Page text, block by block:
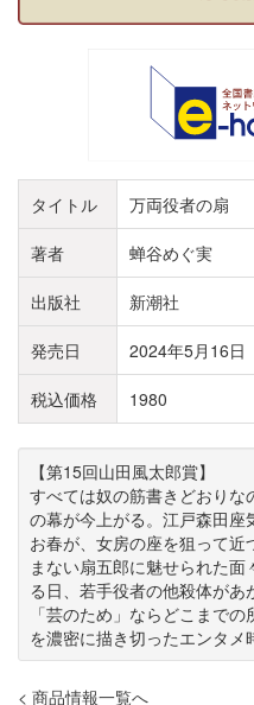
タイトル 万両役者の扇
著者 蝉谷めぐ実
出版社 新潮社
発売日 2024年5月16日
税込価格 1980
【第15回山田風太郎賞】
すべては奴の筋書きどおり
の幕が今上がる。江戸森田
お春が、女房の座を狙って
まない扇五郎に魅せられた
る日、若手役者の他殺体があ
「芸のため」ならどこまで
を濃密に描き切ったエンタメ
< 商品情報一覧へ